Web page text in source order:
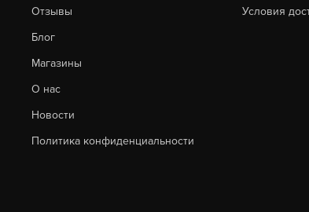
Отзывы
Блог
Магазины
О нас
Новости
Политика конфиденциальности
Условия